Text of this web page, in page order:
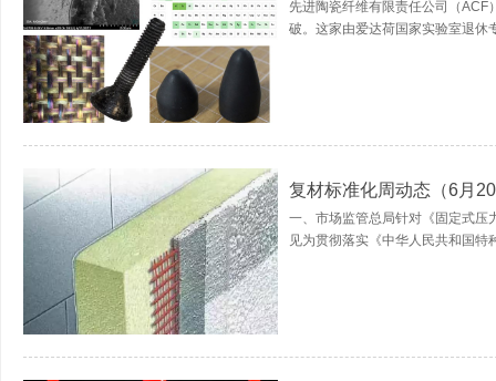
先进陶瓷纤维有限责任公司（
破。这家由爱达荷国家实验室退休
复材标准化周动态（6月
一、市场监管总局针对《固定式压
见为贯彻落实《中华人民共和国